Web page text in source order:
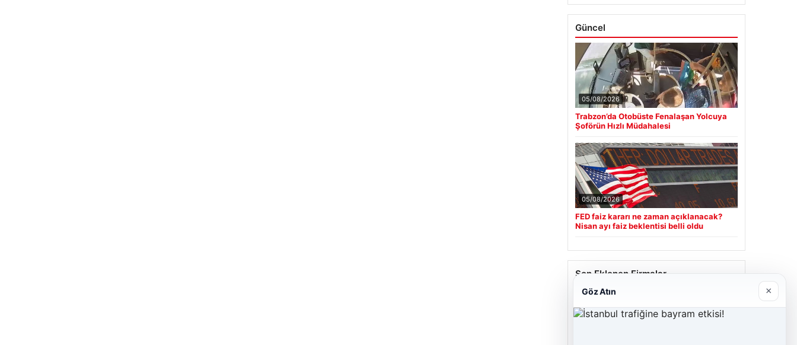
Güncel
05/08/2026
Trabzon’da Otobüste Fenalaşan Yolcuya
Şoförün Hızlı Müdahalesi
05/08/2026
FED faiz kararı ne zaman açıklanacak?
Nisan ayı faiz beklentisi belli oldu
Son Eklenen Firmalar
23/06/2026
Göz Atın ×